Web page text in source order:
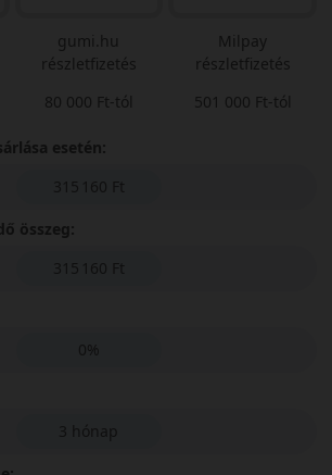
gumi.hu
részletfizetés
80 000 Ft-tól
Milpay
részletfizetés
501 000 Ft-tól
esetén:
315 160 Ft
összeg:
315 160 Ft
0%
3 hónap